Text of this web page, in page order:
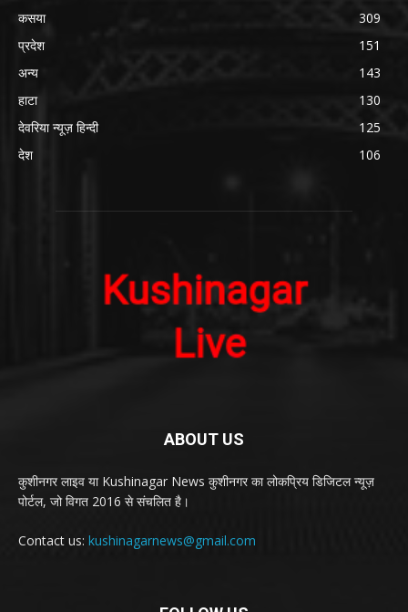
कसया
309
प्रदेश
151
अन्य
143
हाटा
130
देवरिया न्यूज़ हिन्दी
125
देश
106
ABOUT US
कुशीनगर लाइव या Kushinagar News कुशीनगर का लोकप्रिय डिजिटल न्यूज़
पोर्टल, जो विगत 2016 से संचलित है।
Contact us: kushinagarnews@gmail.com